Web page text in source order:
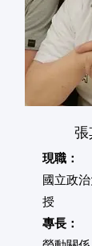
張
現職：
國立政
授
專長：